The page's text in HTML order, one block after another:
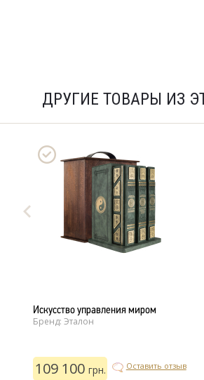
ДРУГИЕ ТОВАРЫ ИЗ
Искусство управления миром
Бренд: Эталон
109 100 грн. Оставить отзыв